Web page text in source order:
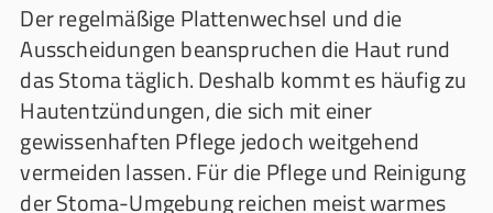
Der regelmäßige Plattenwechsel und die
Ausscheidungen beanspruchen die Haut rund
das Stoma täglich. Deshalb kommt es häufig zu
Hautentzündungen, die sich mit einer
gewissenhaften Pflege jedoch weitgehend
vermeiden lassen. Für die Pflege und Reinigung
der Stoma-Umgebung reichen meist warmes